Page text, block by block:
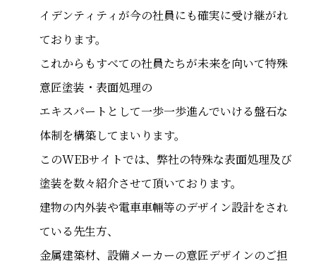
イデンティティが今の社員にも確実に受け継がれ
ております。
これからもすべての社員たちが未来を向いて特殊
意匠塗装・表面処理の
エキスパートとして一歩一歩進んでいける盤石な
体制を構築してまいります。
このWEBサイトでは、弊社の特殊な表面処理及び
塗装を数々紹介させて頂いております。
建物の内外装や電車車輛等のデザイン設計をされ
ている先生方、
金属建築材、設備メーカーの意匠デザインのご担